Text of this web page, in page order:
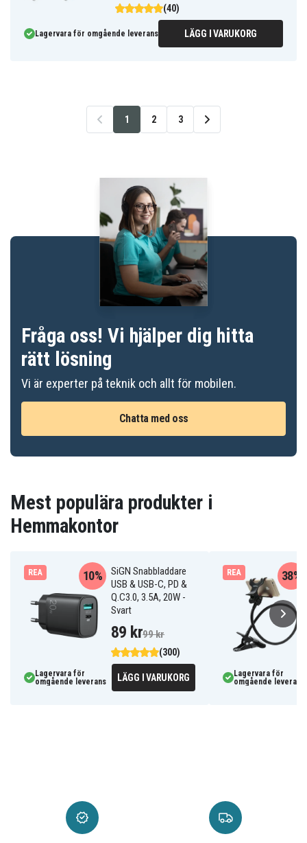
(40)
Lagervara för omgående leverans LÄGG I VARUKORG
1 2 3
Fråga oss! Vi hjälper dig hitta
rätt lösning
Vi är experter på teknik och allt för mobilen.
Chatta med oss
Mest populära produkter i
Hemmakontor
REA
SiGN Snabbladdare
USB & USB-C, PD &
Q.C3.0, 3.5A, 20W -
Svart
(300)
10%
89 kr99 kr
Lagervara för
omgående leverans
LÄGG I VARUKORG
REA 38%
Lagervara för
omgående leverans